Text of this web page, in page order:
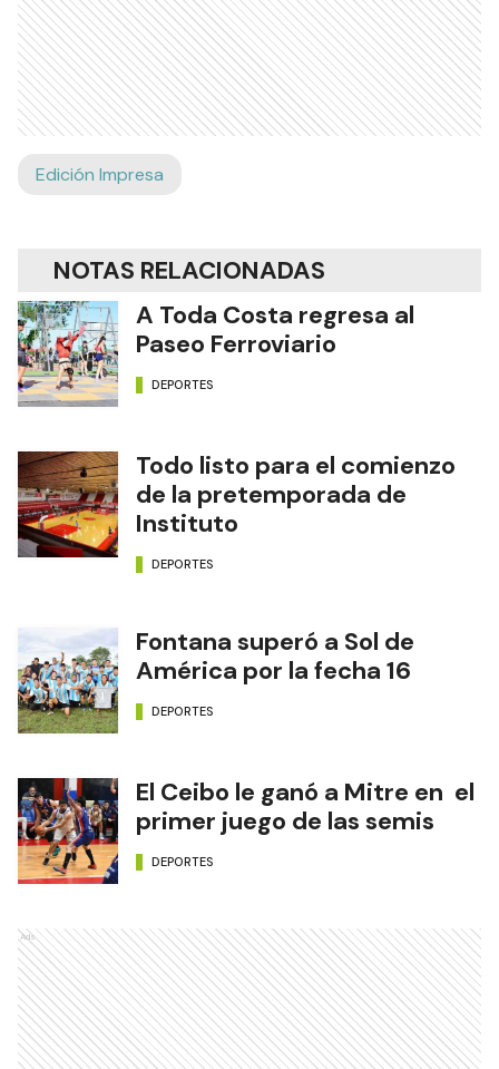
Edición Impresa
NOTAS RELACIONADAS
A Toda Costa regresa al
Paseo Ferroviario
DEPORTES
Todo listo para el comienzo
de la pretemporada de
Instituto
DEPORTES
Fontana superó a Sol de
América por la fecha 16
DEPORTES
El Ceibo le ganó a Mitre en el
primer juego de las semis
DEPORTES
Ads